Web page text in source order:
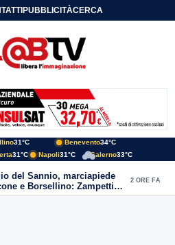
PUBBLICITÀCERCA
31°C Benevento34°C
31°C Napoli31°C Salerno33°C
del Sannio, marciapiede
e Borsellino: Zampetti e
alle polemiche
2 ORE FA